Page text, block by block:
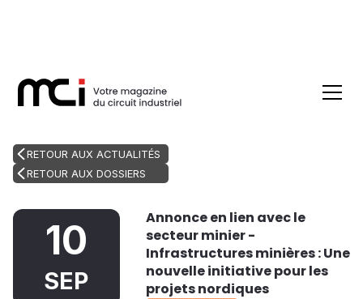
RETOUR AUX ACTUALITÉS
RETOUR AUX DOSSIERS
10
SEP
Annonce en lien avec le
secteur minier -
Infrastructures minières : Une
nouvelle initiative pour les
projets nordiques